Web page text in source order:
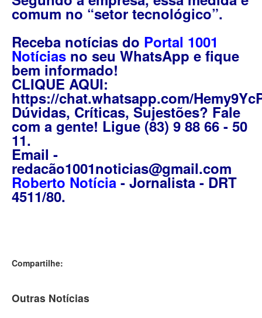
comum no “setor tecnológico”.
Receba notícias do Portal 1001
Notícias no seu WhatsApp e fique
bem informado!
CLIQUE AQUI:
https://chat.whatsapp.com/
Dúvidas, Críticas, Sujestões? Fale
com a gente! Ligue (83) 9 88 66 - 50
11.
Email -
redacão1001noticias@gmail.com
Roberto Notícia - Jornalista - DRT
4511/80.
Compartilhe:
Outras Notícias